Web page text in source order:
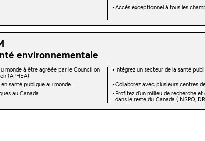
Accès exceptionnel à tous les
environnementale
monde à être agréée par le Council on
(APHEA)
Intégrez un secteur de la santé
santé publique au monde
Collaborez avec plusieurs centres
au Canada
Profitez d’un milieu de recherche
dans le reste du Canada (INSPQ,